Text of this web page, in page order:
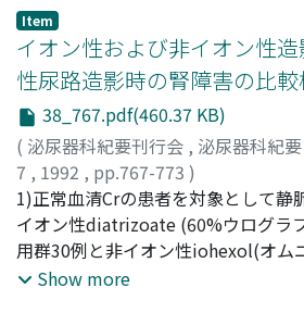
に止血, 術後3日目に歩行, 9日目に退
Item
イオン性および非イオン性
性尿路造影時の腎障害の比
38_767.pdf(460.37 KB)
( 泌尿器科紀要刊行会 , 泌尿器科紀要
7 , 1992 , pp.767-773 )
菅谷, 公男;西沢, 理;能登, 宏光;鈴木
形, 滋;原田, 忠;土田, 正義;Sugaya,
Osamu;Noto, Hiromitsu;Suzuki,
Naotake ;Miyagata, Shigeru
1)正常血清Crの患者を対象として静
イオン性diatrizoate (60%ウログラ
用群30例と非イオン性iohexol(オム
ml)使用群30例に分けて造影剤によ
Show more